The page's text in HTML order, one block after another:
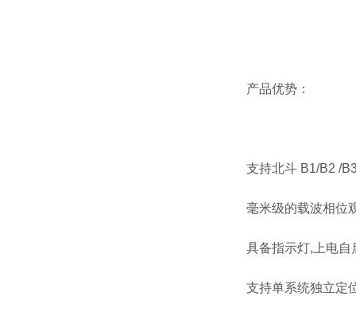
产品优势：
支持北斗 B1/B2 /
毫米级的载波相位
具备指示灯,上电自
支持单系统独立定